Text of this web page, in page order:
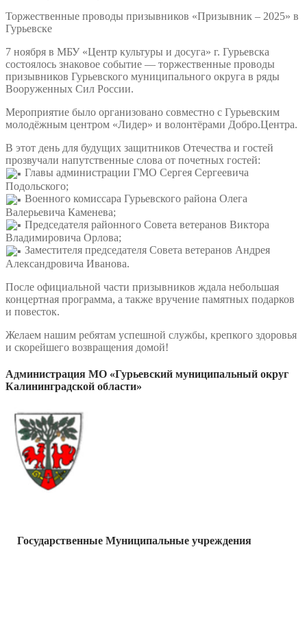
Торжественные проводы призывников «Призывник – 2025» в
Гурьевске
7 ноября в МБУ «Центр культуры и досуга» г. Гурьевска
состоялось знаковое событие — торжественные проводы
призывников Гурьевского муниципального округа в ряды
Вооруженных Сил России.
Мероприятие было организовано совместно с Гурьевским
молодёжным центром «Лидер» и волонтёрами Добро.Центра.
В этот день для будущих защитников Отечества и гостей
прозвучали напутственные слова от почетных гостей:
Главы администрации ГМО Сергея Сергеевича
Подольского;
Военного комиссара Гурьевского района Олега
Валерьевича Каменева;
Председателя районного Совета ветеранов Виктора
Владимировича Орлова;
Заместителя председателя Совета ветеранов Андрея
Александровича Иванова.
После официальной части призывников ждала небольшая
концертная программа, а также вручение памятных подарков
и повесток.
Желаем нашим ребятам успешной службы, крепкого здоровья
и скорейшего возвращения домой!
Администрация МО «Гурьевский муниципальный округ
Калининградской области»
Государственные Муниципальные учреждения